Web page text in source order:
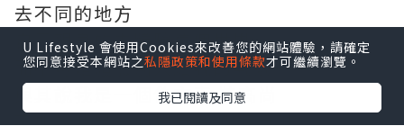
去不同的地方
自己親身的去體驗這個世界
而不再是體驗別人給我的氣氛
與其說我是一個偽文青 裝高尚
不如說我是一個獨行者 孤寂乏味
U Lifestyle 會使用Cookies來改善您的網站體驗，請確定
您同意接受本網站之私隱政策和使用條款才可繼續瀏覽。
我已閱讀及同意